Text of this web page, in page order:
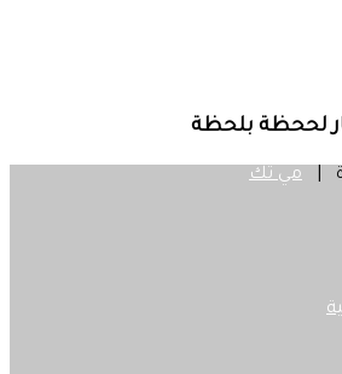
لححظة بلحظة
مي تك